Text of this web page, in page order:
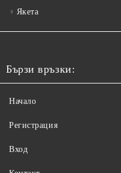
Якета
Бързи връзки:
Начало
Регистрация
Вход